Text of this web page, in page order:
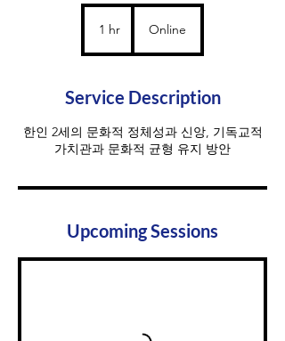
1 hr Online
Service Description
한인 2세의 문화적 정체성과 신앙, 기독교적
가치관과 문화적 균형 유지 방안
Upcoming Sessions